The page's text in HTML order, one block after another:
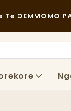
Te OEMMOMO
Kai Tere